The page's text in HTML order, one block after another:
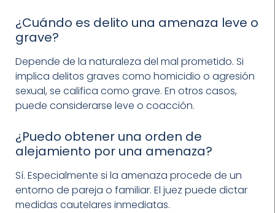
¿Cuándo es delito una amenaza leve o
grave?
Depende de la naturaleza del mal prometido. Si
implica delitos graves como homicidio o agresión
sexual, se califica como grave. En otros casos,
puede considerarse leve o coacción.
¿Puedo obtener una orden de
alejamiento por una amenaza?
Sí. Especialmente si la amenaza procede de un
entorno de pareja o familiar. El juez puede dictar
medidas cautelares inmediatas.